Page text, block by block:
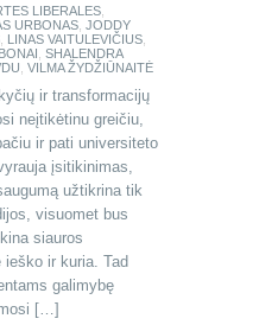
LIBERALES
URBONAS JODDY
LINAS VAITULEVIČIUS
SHALENDRA
VILMA ŽYDŽIŪNAITĖ
ir transformacijų
neįtikėtinu greičiu,
ir pati universiteto
įsitikinimas,
užtikrina tik
visuomet bus
siauros
ieško ir kuria. Tad
galimybę
[…]